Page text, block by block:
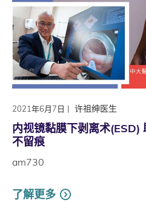
2021年6月7日 | 许祖绅医生
内视镜黏膜下剥离术(ESD)
不留痕
am730
了解更多